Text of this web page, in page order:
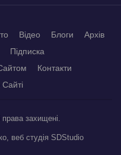
Відео Блоги
Архів
Підписка
Контакти
захищені.
веб студія SDStudio